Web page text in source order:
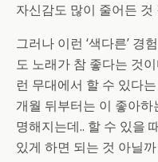
자신감도 많이 줄어든 것
그러나 이런 ‘색다른’ 경
도 노래가 참 좋다는 것
런 무대에서 할 수 있다
개월 뒤부터는 이 좋아
명해지는데.. 할 수 있을
있게 하면 되는 것 아닐